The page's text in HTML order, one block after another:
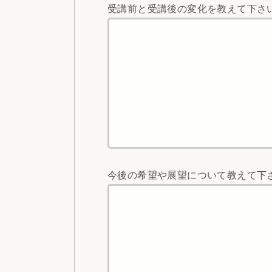
受講前と受講後の変化を教えて下さ
今後の希望や展望について教えて下